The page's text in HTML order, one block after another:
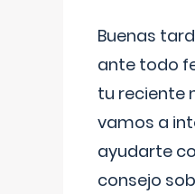
Buenas
ante todo
tu reciente
vamos a
ayudarte
consejo